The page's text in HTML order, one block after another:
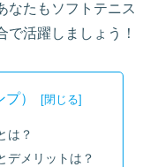
なたもソフトテニス
活躍しましょう！
）
は？
デメリットは？